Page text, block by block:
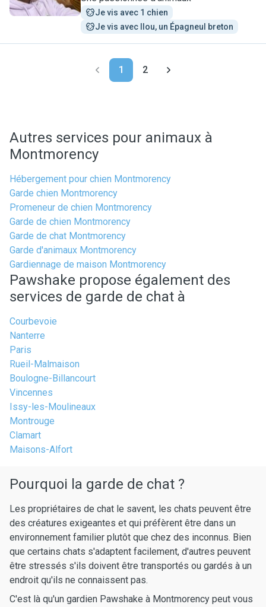
Je vis avec 1 chien
Je vis avec Ilou, un Épagneul breton
1 2
Autres services pour animaux à
Montmorency
Hébergement pour chien Montmorency
Garde chien Montmorency
Promeneur de chien Montmorency
Garde de chien Montmorency
Garde de chat Montmorency
Garde d'animaux Montmorency
Gardiennage de maison Montmorency
Pawshake propose également des
services de garde de chat à
Courbevoie
Nanterre
Paris
Rueil-Malmaison
Boulogne-Billancourt
Vincennes
Issy-les-Moulineaux
Montrouge
Clamart
Maisons-Alfort
Pourquoi la garde de chat ?
Les propriétaires de chat le savent, les chats peuvent être
des créatures exigeantes et qui préfèrent être dans un
environnement familier plutôt que chez des inconnus. Bien
que certains chats s'adaptent facilement, d'autres peuvent
être stressés s'ils doivent être transportés ou gardés à un
endroit qu'ils ne connaissent pas.
C'est là qu'un gardien Pawshake à Montmorency peut vous